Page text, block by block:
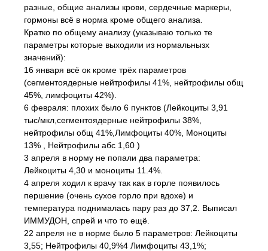
разные, общие анализы крови, сердечные маркеры,
гормоны всё в норма кроме общего анализа.
Кратко по общему анализу (указываю только те
параметры которые выходили из нормальнызх
значений):
16 января всё ок кроме трёх параметров
(сегментоядерные нейтрофилы 41%, нейтрофилы общ
45%, лимфоциты 42%).
6 февраля: плохих было 6 пунктов (Лейкоциты 3,91
тыс/мкл,сегментоядерные нейтрофилы 38%,
нейтрофилы общ 41%,Лимфоциты 40%, Моноциты
13% , Нейтрофилы абс 1,60 )
3 апреля в норму не попали два параметра:
Лейкоциты 4,30 и моноциты 11.4%.
4 апреля ходил к врачу так как в горле появилось
першение (очень сухое горло при вдохе) и
температура поднималась пару раз до 37,2. Выписал
ИММУДОН, спрей и что то ещё.
22 апреля не в норме было 5 параметров: Лейкоциты
3,55; Нейтрофилы 40,9%4 Лимфоциты 43,1%;